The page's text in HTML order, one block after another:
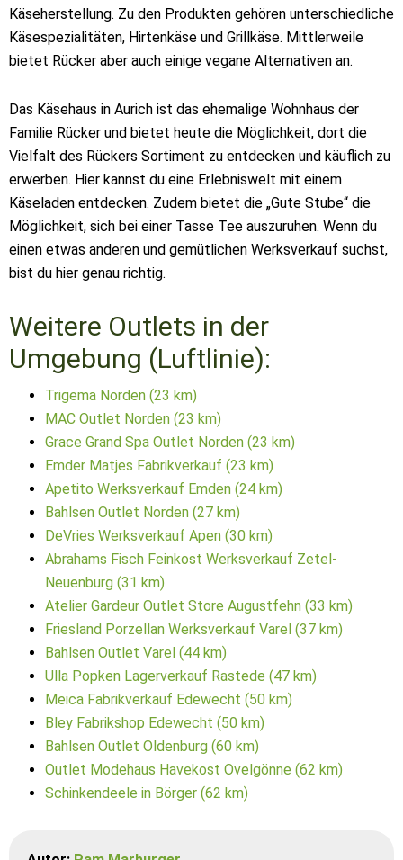
Käseherstellung. Zu den Produkten gehören unterschiedliche
Käsespezialitäten, Hirtenkäse und Grillkäse. Mittlerweile
bietet Rücker aber auch einige vegane Alternativen an.
Das Käsehaus in Aurich ist das ehemalige Wohnhaus der
Familie Rücker und bietet heute die Möglichkeit, dort die
Vielfalt des Rückers Sortiment zu entdecken und käuflich zu
erwerben. Hier kannst du eine Erlebniswelt mit einem
Käseladen entdecken. Zudem bietet die „Gute Stube“ die
Möglichkeit, sich bei einer Tasse Tee auszuruhen. Wenn du
einen etwas anderen und gemütlichen Werksverkauf suchst,
bist du hier genau richtig.
Weitere Outlets in der
Umgebung (Luftlinie):
Trigema Norden (23 km)
MAC Outlet Norden (23 km)
Grace Grand Spa Outlet Norden (23 km)
Emder Matjes Fabrikverkauf (23 km)
Apetito Werksverkauf Emden (24 km)
Bahlsen Outlet Norden (27 km)
DeVries Werksverkauf Apen (30 km)
Abrahams Fisch Feinkost Werksverkauf Zetel-
Neuenburg (31 km)
Atelier Gardeur Outlet Store Augustfehn (33 km)
Friesland Porzellan Werksverkauf Varel (37 km)
Bahlsen Outlet Varel (44 km)
Ulla Popken Lagerverkauf Rastede (47 km)
Meica Fabrikverkauf Edewecht (50 km)
Bley Fabrikshop Edewecht (50 km)
Bahlsen Outlet Oldenburg (60 km)
Outlet Modehaus Havekost Ovelgönne (62 km)
Schinkendeele in Börger (62 km)